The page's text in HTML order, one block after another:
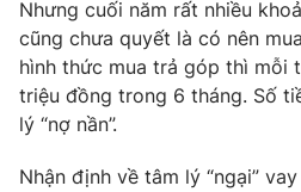
Photo
Video
VTV Money
Nhưng cuối năm rất nhiều
cũng chưa quyết là có nên
hình thức mua trả góp thì mỗi
triệu đồng trong 6 tháng. Số
lý “nợ nần”.
Nhận định về tâm lý “ngại”